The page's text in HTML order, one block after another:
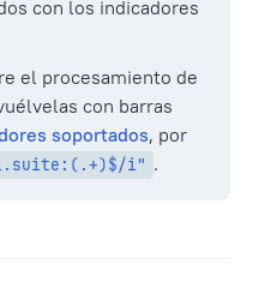
con los indicadores
el procesamiento de
con barras
soportados, por
i" .